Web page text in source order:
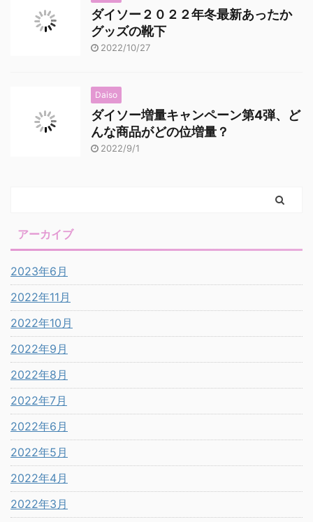
ダイソー２０２２年冬最新あったか
グッズの靴下
2022/10/27
Daiso
ダイソー増量キャンペーン第4弾、ど
んな商品がどの位増量？
2022/9/1
アーカイブ
2023年6月
2022年11月
2022年10月
2022年9月
2022年8月
2022年7月
2022年6月
2022年5月
2022年4月
2022年3月